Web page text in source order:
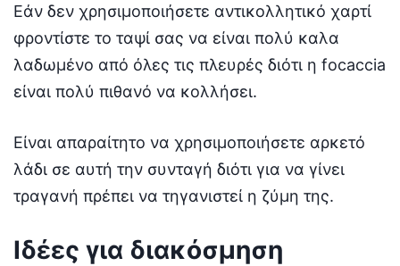
Εάν δεν χρησιμοποιήσετε αντικολλητικό χαρτί
φροντίστε το ταψί σας να είναι πολύ καλα
λαδωμένο από όλες τις πλευρές διότι η focaccia
είναι πολύ πιθανό να κολλήσει.
Είναι απαραίτητο να χρησιμοποιήσετε αρκετό
λάδι σε αυτή την συνταγή διότι για να γίνει
τραγανή πρέπει να τηγανιστεί η ζύμη της.
Ιδέες για διακόσμηση